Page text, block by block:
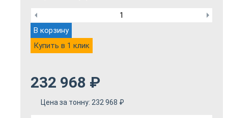
В корзину
Купить в 1 клик
232 968 ₽
Цена за тонну: 232 968 ₽